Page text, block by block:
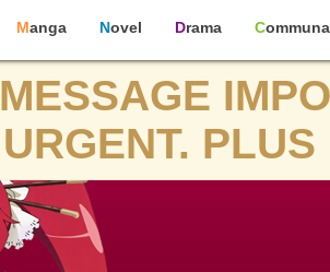
Manga Novel Drama
MESSAGE
URGENT.